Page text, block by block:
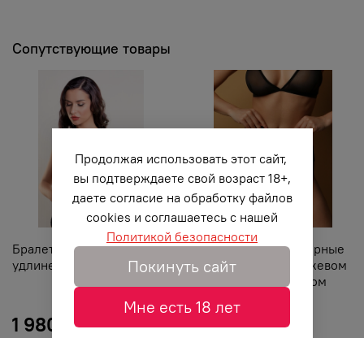
Сопутствующие товары
Бралетт кружевной
удлиненный черный
1 980 ₽
Высокие трусики черные
с французским кружевом
и пикантным вырезом
2 190 ₽
Продолжая использовать этот сайт,
вы подтверждаете свой возраст 18+,
даете согласие на обработку файлов
cookies и соглашаетесь с нашей
Политикой безопасности
Покинуть сайт
Мне есть 18 лет